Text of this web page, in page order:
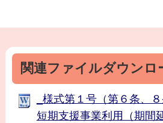
関連ファイルダウンロ
_様式第１号（第６条、
短期支援事業利用（期間